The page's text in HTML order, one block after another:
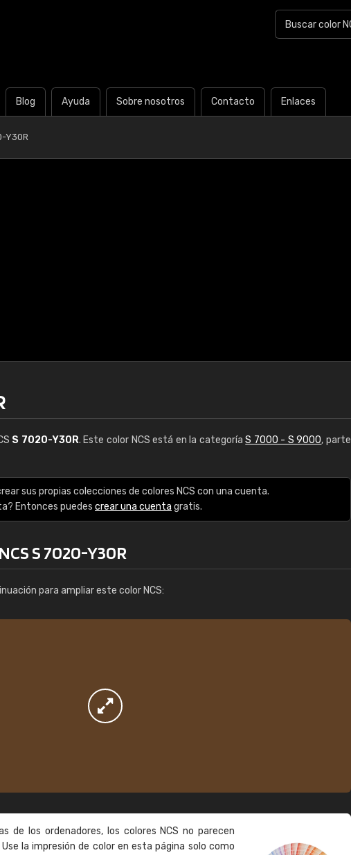
Blog Ayuda Sobre nosotros Contacto Enlaces
Y30R
S 7020-Y30R. Este color NCS está en la categoríaS 7000 - S 9000, parte
sus propias colecciones de colores NCS con una cuenta.
Entonces puedes crear una cuenta gratis.
S 7020-Y30R
para ampliar este color NCS:
de los ordenadores, los colores NCS no parecen
la impresión de color en esta página solo como